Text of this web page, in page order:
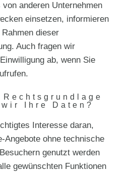
anderen Unternehmen
einsetzen, informieren
dieser
Auch fragen wir
ab, wenn Sie
Ihre Daten?
Interesse daran,
Angebote ohne technische
genutzt werden
gewünschten Funktionen